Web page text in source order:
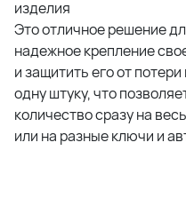
изделия
Это отличное решение
надежное крепление
и защитить его от
одну штуку, что
количество сразу на
или на разные ключи и